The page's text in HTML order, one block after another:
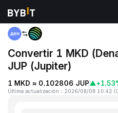
Inicio MKD to JUP
Convertir 1 MKD
JUP (Jupiter)
1 MKD ≈ 0.102806 JUP▲
Última actualización ： 2026/08/08 10:42 (